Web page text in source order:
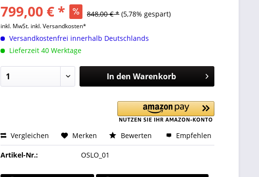
799,00 € * 848,00 € * (5,78% gespart)
inkl. MwSt. inkl. Versandkosten*
Versandkostenfrei innerhalb Deutschlands
Lieferzeit 40 Werktage
In den Warenkorb
Vergleichen Merken Bewerten Empfehlen
Artikel-Nr.: OSLO_01